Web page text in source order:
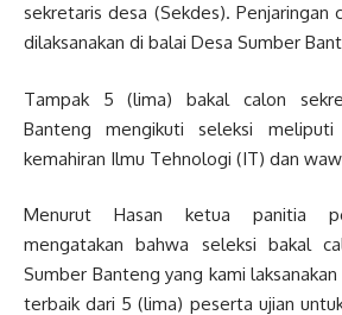
sekretaris desa (Sekdes). Penjaringan
dilaksanakan di balai Desa Sumber
Tampak 5 (lima) bakal calon
Banteng mengikuti seleksi
kemahiran Ilmu Tehnologi (IT) dan
Menurut Hasan ketua panitia
mengatakan bahwa seleksi bakal
Sumber Banteng yang kami
terbaik dari 5 (lima) peserta ujian